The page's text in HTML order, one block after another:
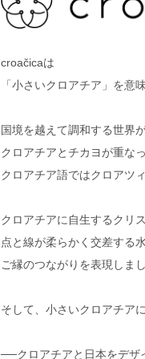
croačicaは
「小さいクロアチア」を意
国境を越えて調和する世界
クロアチアとチカヨが重な
クロアチア語ではクロアツ
クロアチアに自生するクリ
点と線が柔らかく交差する
ご縁のつながりを表現しま
そして、小さいクロアチア
──クロアチアと日本をデザ